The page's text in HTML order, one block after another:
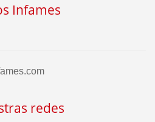
Infames
redes